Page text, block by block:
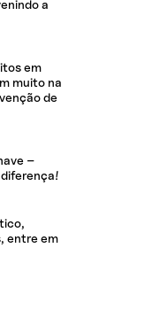
a
em
muito na
de
–
entre em